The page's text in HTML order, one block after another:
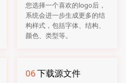
您选择一个喜欢的logo后，
系统会进一步生成更多的结
构样式，包括字体、结构、
颜色、类型等。
06下载源文件